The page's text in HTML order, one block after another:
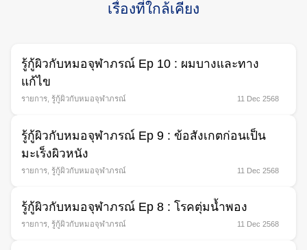
เรื่องที่ใกล้เคียง
รู้กู้ผิวกับหมอจุฬาภรณ์ Ep 10 : ผมบางและทาง
แก้ไข
รายการ รู้กู้ผิวกับหมอจุฬาภรณ์ 11 Dec 2568
รู้กู้ผิวกับหมอจุฬาภรณ์ Ep 9 : ข้อสังเกตก่อนเป็น
มะเร็งผิวหนัง
รายการ รู้กู้ผิวกับหมอจุฬาภรณ์ 11 Dec 2568
รู้กู้ผิวกับหมอจุฬาภรณ์ Ep 8 : โรคตุ่มนํ้าพอง
รายการ รู้กู้ผิวกับหมอจุฬาภรณ์ 11 Dec 2568